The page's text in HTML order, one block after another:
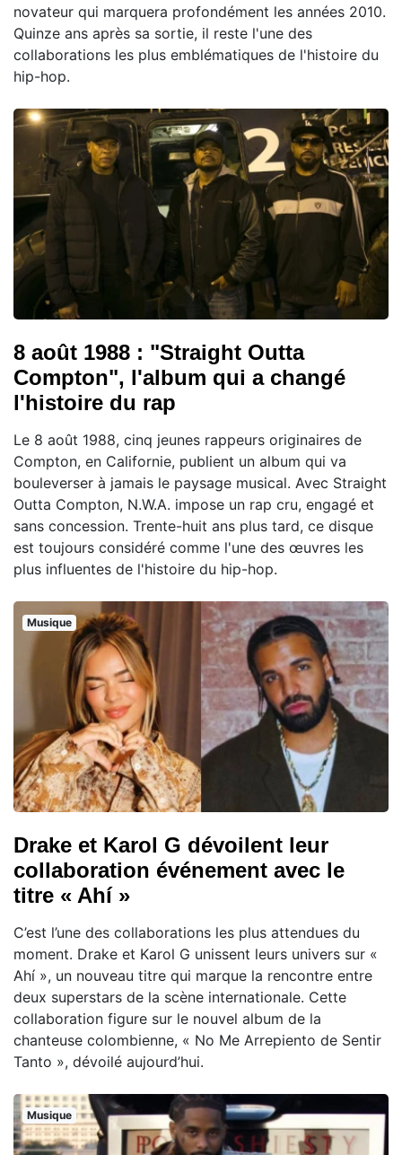
novateur qui marquera profondément les années 2010.
Quinze ans après sa sortie, il reste l'une des
collaborations les plus emblématiques de l'histoire du
hip-hop.
8 août 1988 : "Straight Outta
Compton", l'album qui a changé
l'histoire du rap
Le 8 août 1988, cinq jeunes rappeurs originaires de
Compton, en Californie, publient un album qui va
bouleverser à jamais le paysage musical. Avec Straight
Outta Compton, N.W.A. impose un rap cru, engagé et
sans concession. Trente-huit ans plus tard, ce disque
est toujours considéré comme l'une des œuvres les
plus influentes de l'histoire du hip-hop.
Musique
Drake et Karol G dévoilent leur
collaboration événement avec le
titre « Ahí »
C’est l’une des collaborations les plus attendues du
moment. Drake et Karol G unissent leurs univers sur «
Ahí », un nouveau titre qui marque la rencontre entre
deux superstars de la scène internationale. Cette
collaboration figure sur le nouvel album de la
chanteuse colombienne, « No Me Arrepiento de Sentir
Tanto », dévoilé aujourd’hui.
Musique